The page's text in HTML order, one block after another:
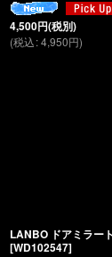
4,500円(税別)
(税込:4,950円)
LANBO ドアミラー
[WD102547]